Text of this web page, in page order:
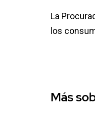
La
los
Más